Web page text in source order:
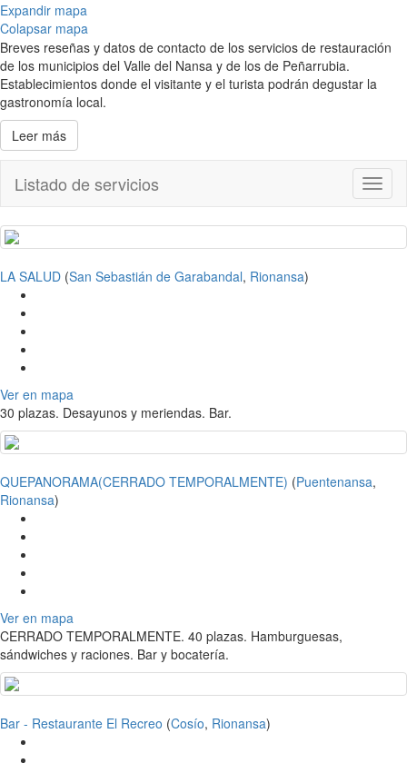
Expandir mapa
Colapsar mapa
Breves reseñas y datos de contacto de los servicios de restauración
de los municipios del Valle del Nansa y de los de Peñarrubia.
Establecimientos donde el visitante y el turista podrán degustar la
gastronomía local.
Leer más
Listado de servicios
LA SALUD (San Sebastián de Garabandal, Rionansa)
Ver en mapa
30 plazas. Desayunos y meriendas. Bar.
QUEPANORAMA(CERRADO TEMPORALMENTE) (Puentenansa,
Rionansa)
Ver en mapa
CERRADO TEMPORALMENTE. 40 plazas. Hamburguesas,
sándwiches y raciones. Bar y bocatería.
Bar - Restaurante El Recreo (Cosío, Rionansa)